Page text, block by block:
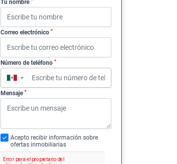
Tu nombre
Correo electrónico *
Número de teléfono *
▼
Mensaje *
Acepto recibir información sobre
ofertas inmobiliarias